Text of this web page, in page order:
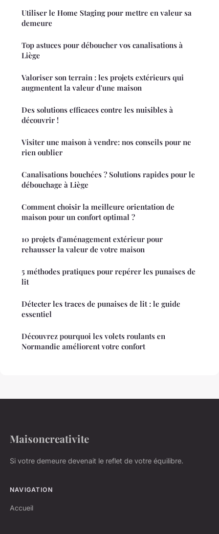
Utiliser le Home Staging pour mettre en valeur sa
demeure
Top astuces pour déboucher vos canalisations à
Liège
Valoriser son terrain : les projets extérieurs qui
augmentent la valeur d'une maison
Des solutions efficaces contre les nuisibles à
découvrir !
Visiter une maison à vendre: nos conseils pour ne
rien oublier
Canalisations bouchées ? Solutions rapides pour le
débouchage à Liège
Comment choisir la meilleure orientation de
maison pour un confort optimal ?
10 projets d'aménagement extérieur pour
rehausser la valeur de votre maison
5 méthodes pratiques pour repérer les punaises de
lit
Détecter les traces de punaises de lit : le guide
essentiel
Découvrez pourquoi les volets roulants en
Normandie améliorent votre confort
Maisoncreativite
Si votre demeure devenait le reflet de votre équilibre.
NAVIGATION
Accueil